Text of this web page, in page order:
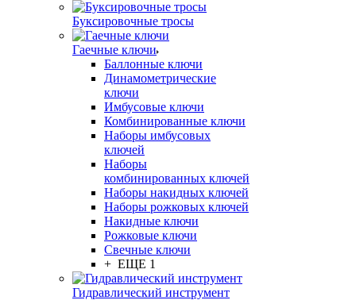
Буксировочные тросы
Гаечные ключи
Баллонные ключи
Динамометрические
ключи
Имбусовые ключи
Комбинированные ключи
Наборы имбусовых
ключей
Наборы
комбинированных ключей
Наборы накидных ключей
Наборы рожковых ключей
Накидные ключи
Рожковые ключи
Свечные ключи
+ ЕЩЕ 1
Гидравлический инструмент